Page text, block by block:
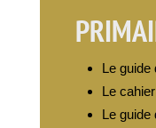
Le guide
Le
Le guide